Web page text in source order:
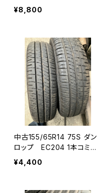
セット
¥8,800
中古155/65R14 75S ダン
ロップ EC204 1本コミコ
ミセット
¥4,400